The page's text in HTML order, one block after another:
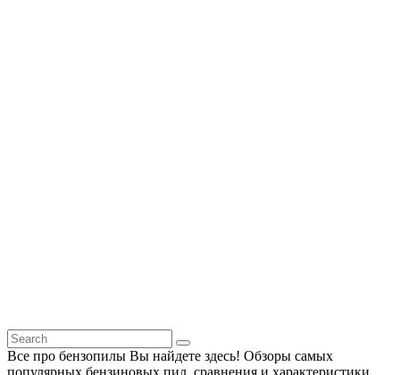
Все про бензопилы Вы найдете здесь! Обзоры самых
популярных бензиновых пил, сравнения и характеристики,